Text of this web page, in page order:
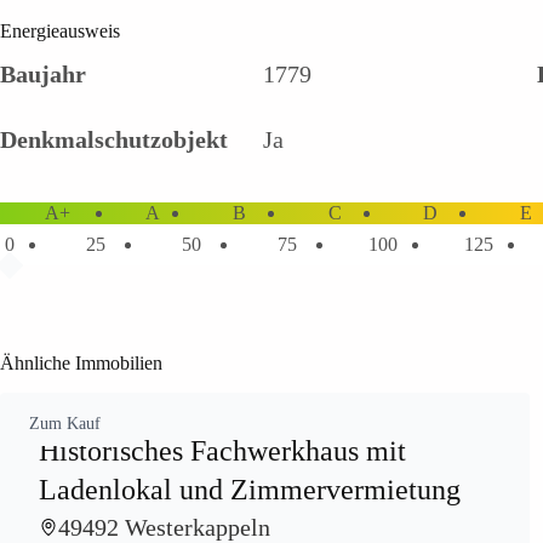
Energieausweis
Baujahr 1779
Denkmalschutzobjekt Ja
A+ A B C D
E
0
25 50 75 100 125
Ähnliche Immobilien
Zum Kauf
Historisches Fachwerkhaus mit
Ladenlokal und Zimmervermietung
49492 Westerkappeln